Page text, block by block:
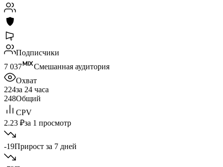
Подписчики
7 037
Смешанная аудитория
Охват
224за 24 часа
248Общий
CPV
2.23 ₽за 1 просмотр
-19Прирост за 7 дней